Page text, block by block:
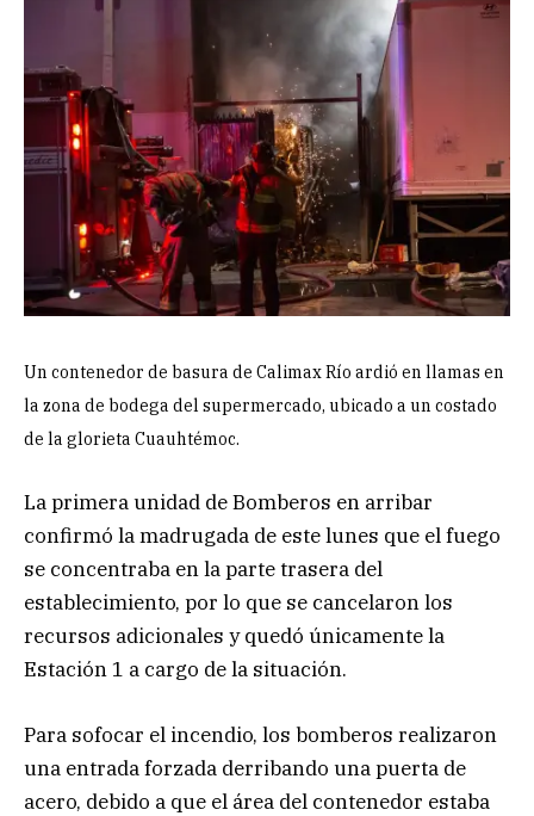
Un contenedor de basura de Calimax Río ardió en llamas en
la zona de bodega del supermercado, ubicado a un costado
de la glorieta Cuauhtémoc.
La primera unidad de Bomberos en arribar
confirmó la madrugada de este lunes que el fuego
se concentraba en la parte trasera del
establecimiento, por lo que se cancelaron los
recursos adicionales y quedó únicamente la
Estación 1 a cargo de la situación.
Para sofocar el incendio, los bomberos realizaron
una entrada forzada derribando una puerta de
acero, debido a que el área del contenedor estaba